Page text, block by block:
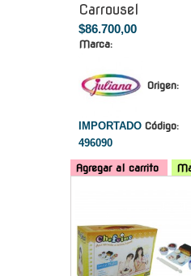
Carrousel
$86.700,00
Marca:
Origen:
IMPORTADO Código:
496090
Agregar al carrito